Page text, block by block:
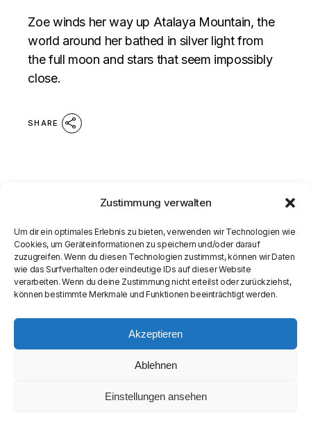
Zustimmung verwalten
Um dir ein optimales Erlebnis zu bieten, verwenden wir Technologien wie
Cookies, um Geräteinformationen zu speichern und/oder darauf
zuzugreifen. Wenn du diesen Technologien zustimmst, können wir Daten
wie das Surfverhalten oder eindeutige IDs auf dieser Website
verarbeiten. Wenn du deine Zustimmung nicht erteilst oder zurückziehst,
können bestimmte Merkmale und Funktionen beeinträchtigt werden.
Akzeptieren
Ablehnen
Einstellungen ansehen
Zoe winds her way up Atalaya Mountain, the
world around her bathed in silver light from
the full moon and stars that seem impossibly
close.
SHARE